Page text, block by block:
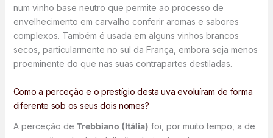
num vinho base neutro que permite ao processo de
envelhecimento em carvalho conferir aromas e sabores
complexos. Também é usada em alguns vinhos brancos
secos, particularmente no sul da França, embora seja menos
proeminente do que nas suas contrapartes destiladas.
Como a perceção e o prestígio desta uva evoluíram de forma
diferente sob os seus dois nomes?
A perceção de Trebbiano (Itália) foi, por muito tempo, a de